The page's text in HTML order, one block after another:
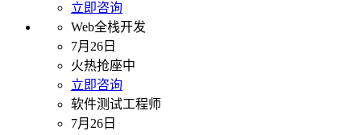
立即咨询
Web全栈开发
7月26日
火热抢座中
立即咨询
软件测试工程师
7月26日